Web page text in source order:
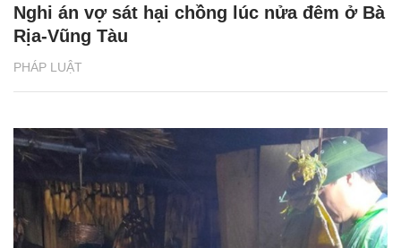
PHÁP LUẬT
Nghi án vợ sát hại chồng lúc nửa đêm ở Bà
Rịa-Vũng Tàu